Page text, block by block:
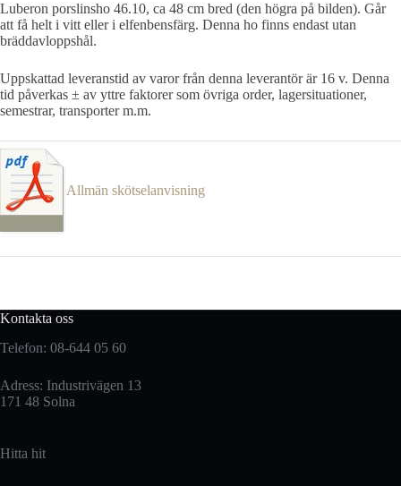
Luberon porslinsho 46.10, ca 48 cm bred (den högra på bilden). Går
att få helt i vitt eller i elfenbensfärg. Denna ho finns endast utan
bräddavloppshål.
Uppskattad leveranstid av varor från denna leverantör är 16 v. Denna
tid påverkas ± av yttre faktorer som övriga order, lagersituationer,
semestrar, transporter m.m.
Allmän skötselanvisning
Kontakta oss
Telefon: 08-644 05 60
Adress: Industrivägen 13
171 48 Solna
Hitta hit